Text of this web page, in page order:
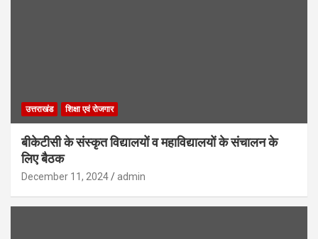
उत्तराखंड शिक्षा एवं रोजगार
बीकेटीसी के संस्कृत विद्यालयों व महाविद्यालयों के संचालन के
लिए बैठक
December 11, 2024 admin